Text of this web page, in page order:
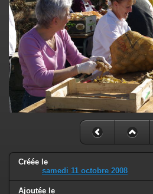
Créée le
samedi 11 octobre 2008
Ajoutée le